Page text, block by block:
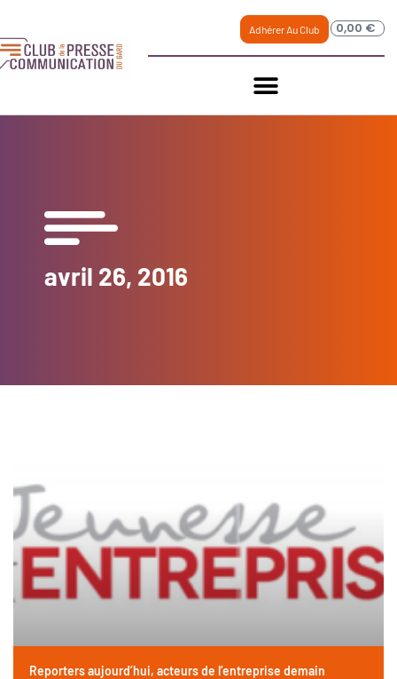
Adhérer Au Club 0,00 €
avril 26, 2016
Reporters aujourd’hui, acteurs de l’entreprise demain